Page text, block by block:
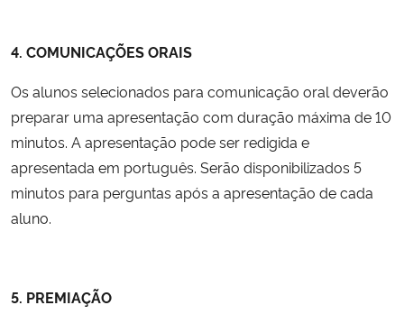
4. COMUNICAÇÕES ORAIS
Os alunos selecionados para comunicação oral deverão
preparar uma apresentação com duração máxima de 10
minutos. A apresentação pode ser redigida e
apresentada em português. Serão disponibilizados 5
minutos para perguntas após a apresentação de cada
aluno.
5. PREMIAÇÃO